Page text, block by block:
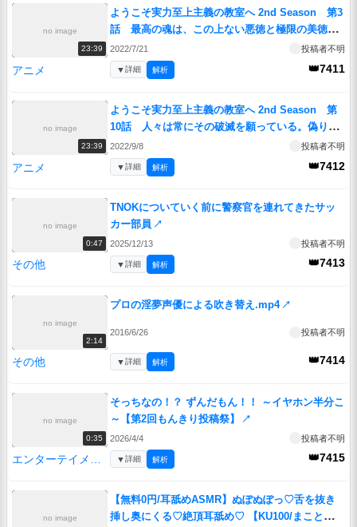
no image
23:39
ようこそ実力至上主義の教室へ 2nd Season 第3
話 最高の魂は、この上ない悪徳と極限の美徳を
発揮できる。
2022/7/21 投稿者不明
アニメ 👑7411
▼詳細 解析
no image
23:39
ようこそ実力至上主義の教室へ 2nd Season 第
10話 人々は常にその破滅を願っている。偽りの
善に欺かれるがゆえに。
2022/9/8 投稿者不明
アニメ 👑7412
▼詳細 解析
no image
0:47
TNOKについていく前に警察官を連れてきたサッ
カー部員 ↗
2025/12/13 投稿者不明
その他 👑7413
▼詳細 解析
no image
2:14
プロの淫夢声優による吹き替え.mp4 ↗
2016/6/26 投稿者不明
その他 👑7414
▼詳細 解析
no image
0:35
そっちなの！？ ずんだもん！！ ～イヤホン半分こ
～【第2回もんきり投稿祭】
↗
2026/4/4 投稿者不明
エンターテイメント 👑7415
▼詳細 解析
no image
【無料0円/耳舐めASMR】ぬぽぬぽっ♡舌を抜き
挿し奥にくる♡絶頂耳舐め♡ 【KU100/まこと】